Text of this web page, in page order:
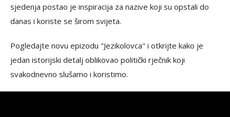
sjedenja postao je inspiracija za nazive koji su opstali do
danas i koriste se širom svijeta.
Pogledajte novu epizodu "Jezikolovca" i otkrijte kako je
jedan istorijski detalj oblikovao politički rječnik koji
svakodnevno slušamo i koristimo.